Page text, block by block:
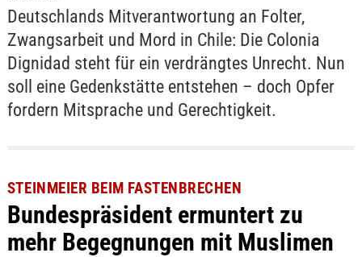
Deutschlands Mitverantwortung an Folter,
Zwangsarbeit und Mord in Chile: Die Colonia
Dignidad steht für ein verdrängtes Unrecht. Nun
soll eine Gedenkstätte entstehen – doch Opfer
fordern Mitsprache und Gerechtigkeit.
STEINMEIER BEIM FASTENBRECHEN
Bundespräsident ermuntert zu
mehr Begegnungen mit Muslimen